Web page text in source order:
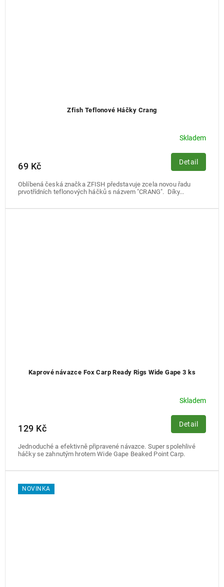
Zfish Teflonové Háčky Crang
Skladem
69 Kč Detail
Oblíbená česká značka ZFISH představuje zcela novou řadu
prvotřídních teflonových háčků s názvem "CRANG". Díky...
Kaprové návazce Fox Carp Ready Rigs Wide Gape 3 ks
Skladem
129 Kč Detail
Jednoduché a efektivně připravené návazce. Super spolehlivé
háčky se zahnutým hrotem Wide Gape Beaked Point Carp.
NOVINKA